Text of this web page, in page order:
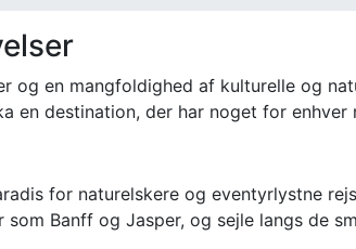
en mangfoldighed af kulturelle og
en destination, der har noget for enhver
for naturelskere og eventyrlystne
Banff og Jasper, og sejle langs de